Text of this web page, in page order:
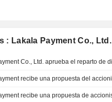
: Lakala Payment Co., Ltd.
recibe una propuesta del